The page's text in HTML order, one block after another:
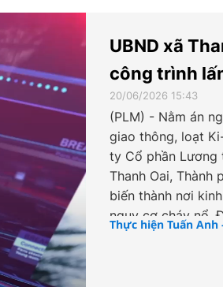
UBND xã
công trình
20/06/2026 15:43
(PLM) - Nằm án
giao thông, loạt
ty Cổ phần Lương
Thanh Oai, Thành
biến thành nơi
nguy cơ cháy nổ.
Oai cho biết, sẽ
Thực hiện Tuấn Anh